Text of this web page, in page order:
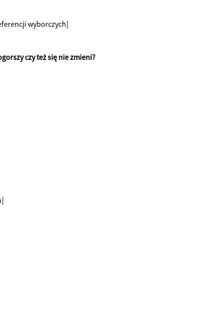
wyborczych]
czy też się nie zmieni?